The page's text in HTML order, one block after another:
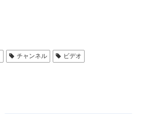
チャンネル ビデオ